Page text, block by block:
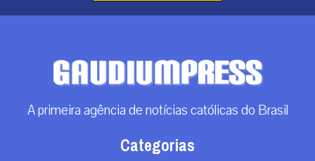
A primeira agência de notícias católicas do Brasil
Categorias